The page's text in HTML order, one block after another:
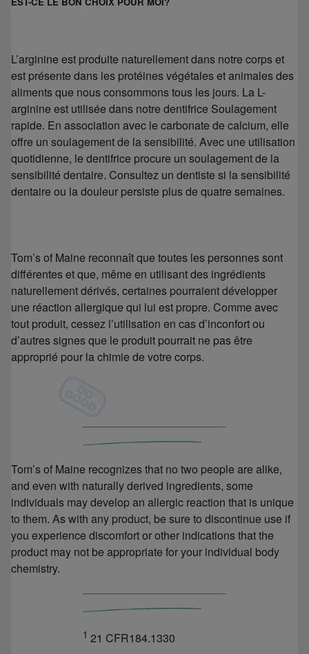
L’arginine est produite naturellement dans notre corps et
est présente dans les protéines végétales et animales des
aliments que nous consommons tous les jours. La L-
arginine est utilisée dans notre dentifrice Soulagement
rapide. En association avec le carbonate de calcium, elle
offre un soulagement de la sensibilité. Avec une utilisation
quotidienne, le dentifrice procure un soulagement de la
sensibilité dentaire. Consultez un dentiste si la sensibilité
dentaire ou la douleur persiste plus de quatre semaines.
Tom’s of Maine reconnaît que toutes les personnes sont
différentes et que, même en utilisant des ingrédients
naturellement dérivés, certaines pourraient développer
une réaction allergique qui lui est propre. Comme avec
tout produit, cessez l’utilisation en cas d’inconfort ou
d’autres signes que le produit pourrait ne pas être
approprié pour la chimie de votre corps.
Tom’s of Maine recognizes that no two people are alike,
and even with naturally derived ingredients, some
individuals may develop an allergic reaction that is unique
to them. As with any product, be sure to discontinue use if
you experience discomfort or other indications that the
product may not be appropriate for your individual body
chemistry.
1 21 CFR184.1330